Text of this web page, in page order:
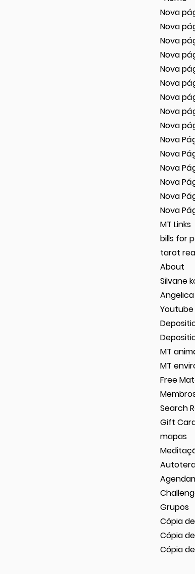
Nova
Nova
Nova
Nova
Nova
Nova
Nova
Nova
Nova
Nova
Nova
Nova
Nova
Nova
Nova
MT Links
bills for
tarot
About
Silvane
Youtube
MT
MT
Free
Search
Gift
mapas
Grupos
Cópia
Cópia
Cópia